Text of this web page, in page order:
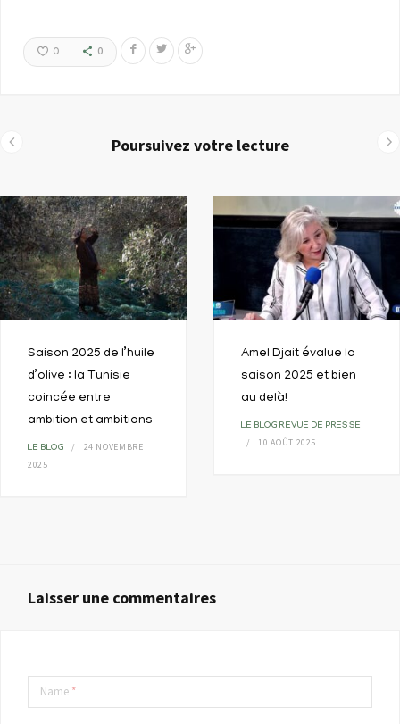
0 0
Poursuivez votre lecture
Saison 2025 de l’huile
d’olive : la Tunisie
coincée entre
ambition et ambitions
LE BLOG
24 NOVEMBRE
2025
Amel Djait évalue la
saison 2025 et bien
au delà!
LE BLOG REVUE DE PRESSE
10 AOÛT 2025
Laisser une commentaires
Name *